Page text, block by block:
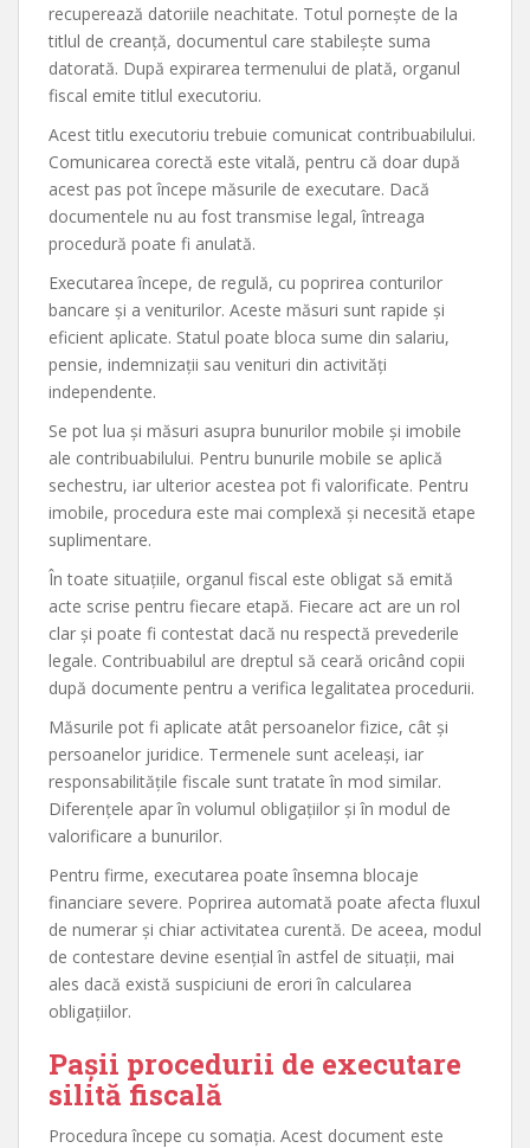
recuperează datoriile neachitate. Totul pornește de la
titlul de creanță, documentul care stabilește suma
datorată. După expirarea termenului de plată, organul
fiscal emite titlul executoriu.
Acest titlu executoriu trebuie comunicat contribuabilului.
Comunicarea corectă este vitală, pentru că doar după
acest pas pot începe măsurile de executare. Dacă
documentele nu au fost transmise legal, întreaga
procedură poate fi anulată.
Executarea începe, de regulă, cu poprirea conturilor
bancare și a veniturilor. Aceste măsuri sunt rapide și
eficient aplicate. Statul poate bloca sume din salariu,
pensie, indemnizații sau venituri din activități
independente.
Se pot lua și măsuri asupra bunurilor mobile și imobile
ale contribuabilului. Pentru bunurile mobile se aplică
sechestru, iar ulterior acestea pot fi valorificate. Pentru
imobile, procedura este mai complexă și necesită etape
suplimentare.
În toate situațiile, organul fiscal este obligat să emită
acte scrise pentru fiecare etapă. Fiecare act are un rol
clar și poate fi contestat dacă nu respectă prevederile
legale. Contribuabilul are dreptul să ceară oricând copii
după documente pentru a verifica legalitatea procedurii.
Măsurile pot fi aplicate atât persoanelor fizice, cât și
persoanelor juridice. Termenele sunt aceleași, iar
responsabilitățile fiscale sunt tratate în mod similar.
Diferențele apar în volumul obligațiilor și în modul de
valorificare a bunurilor.
Pentru firme, executarea poate însemna blocaje
financiare severe. Poprirea automată poate afecta fluxul
de numerar și chiar activitatea curentă. De aceea, modul
de contestare devine esențial în astfel de situații, mai
ales dacă există suspiciuni de erori în calcularea
obligațiilor.
Pașii procedurii de executare
silită fiscală
Procedura începe cu somația. Acest document este